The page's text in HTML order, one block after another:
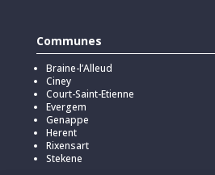
Communes
Braine-l’Alleud
Ciney
Court-Saint-Etienne
Evergem
Genappe
Herent
Rixensart
Stekene